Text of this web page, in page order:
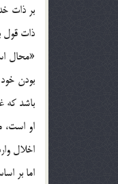
بر ذات
ذات قول
«محال
باشد كه
او است،
اخلال
اما بر